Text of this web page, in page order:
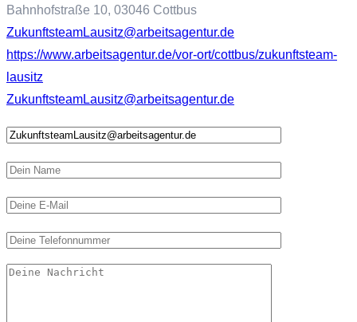
Bahnhofstraße 10, 03046 Cottbus
ZukunftsteamLausitz@arbeitsagentur.de
https://www.arbeitsagentur.de/vor-ort/cottbus/zukunftsteam-
lausitz
ZukunftsteamLausitz@arbeitsagentur.de